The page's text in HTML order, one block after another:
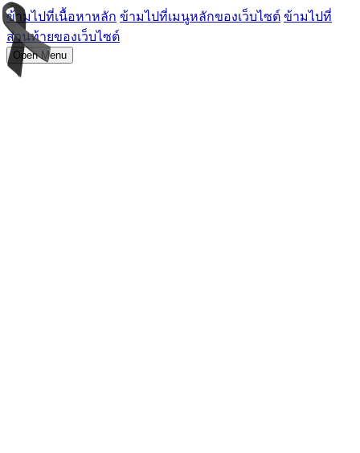
ข้ามไปที่เนื้อหาหลัก ข้ามไปที่เมนูหลักของเว็บไซต์ ข้ามไปที่
ส่วนท้ายของเว็บไซต์
Open Menu